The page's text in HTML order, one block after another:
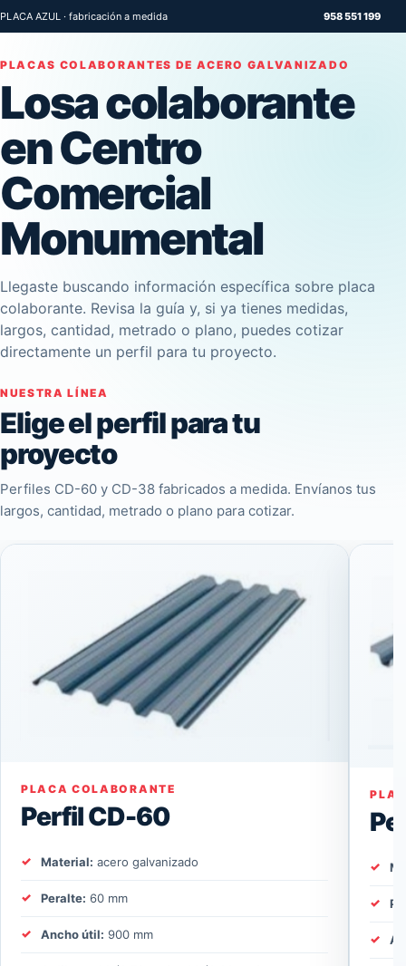
PLACA AZUL · fabricación a medida 958 551 199
PLACAS COLABORANTES DE ACERO GALVANIZADO
Losa colaborante
en Centro
Comercial
Monumental
Llegaste buscando información específica sobre placa
colaborante. Revisa la guía y, si ya tienes medidas,
largos, cantidad, metrado o plano, puedes cotizar
directamente un perfil para tu proyecto.
NUESTRA LÍNEA
Elige el perfil para tu
proyecto
Perfiles CD-60 y CD-38 fabricados a medida. Envíanos tus
largos, cantidad, metrado o plano para cotizar.
PLACA COLABORANTE
Perfil CD-60
Material: acero galvanizado
Peralte: 60 mm
Ancho útil: 900 mm